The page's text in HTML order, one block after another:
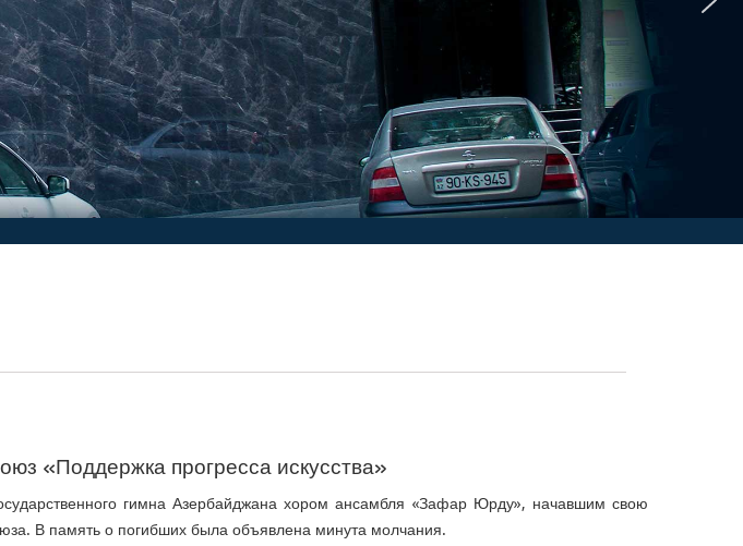
«Поддержка прогресса искусства»
гимна Азербайджана хором ансамбля «Зафар Юрду», начавшим свою
В память о погибших была объявлена ​​минута молчания.